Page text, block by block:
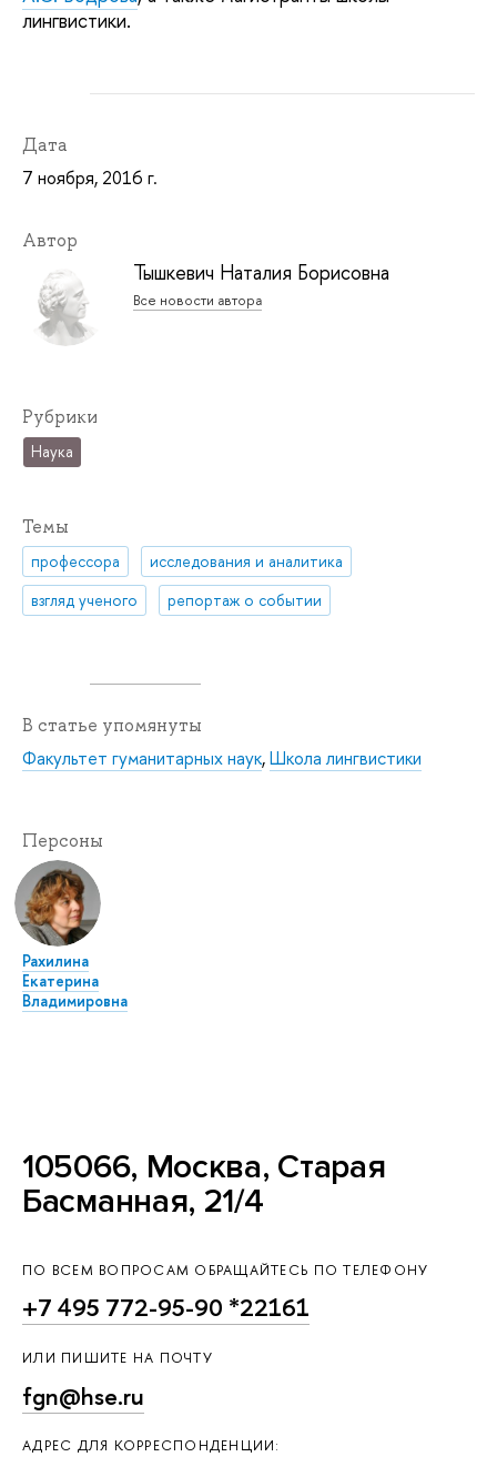
лингвистики.
Дата
7 ноября, 2016 г.
Автор
Тышкевич Наталия Борисовна
Все новости автора
Рубрики
Наука
Темы
профессора
исследования и аналитика
взгляд ученого
репортаж о событии
В статье упомянуты
Факультет гуманитарных наук,Школа лингвистики
Персоны
Рахилина
Екатерина
Владимировна
105066, Москва, Старая
Басманная, 21/4
ПО ВСЕМ ВОПРОСАМ ОБРАЩАЙТЕСЬ ПО ТЕЛЕФОНУ
+7 495 772-95-90 *22161
ИЛИ ПИШИТЕ НА ПОЧТУ
fgn@hse.ru
АДРЕС ДЛЯ КОРРЕСПОНДЕНЦИИ: